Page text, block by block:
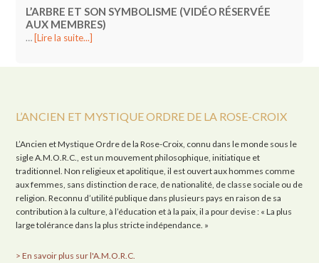
L’ARBRE ET SON SYMBOLISME (VIDÉO RÉSERVÉE
AUX MEMBRES)
… [Lire la suite...]
L’ANCIEN ET MYSTIQUE ORDRE DE LA ROSE-CROIX
L’Ancien et Mystique Ordre de la Rose-Croix, connu dans le monde sous le
sigle A.M.O.R.C., est un mouvement philosophique, initiatique et
traditionnel. Non religieux et apolitique, il est ouvert aux hommes comme
aux femmes, sans distinction de race, de nationalité, de classe sociale ou de
religion. Reconnu d’utilité publique dans plusieurs pays en raison de sa
contribution à la culture, à l’éducation et à la paix, il a pour devise : « La plus
large tolérance dans la plus stricte indépendance. »
> En savoir plus sur l'A.M.O.R.C.